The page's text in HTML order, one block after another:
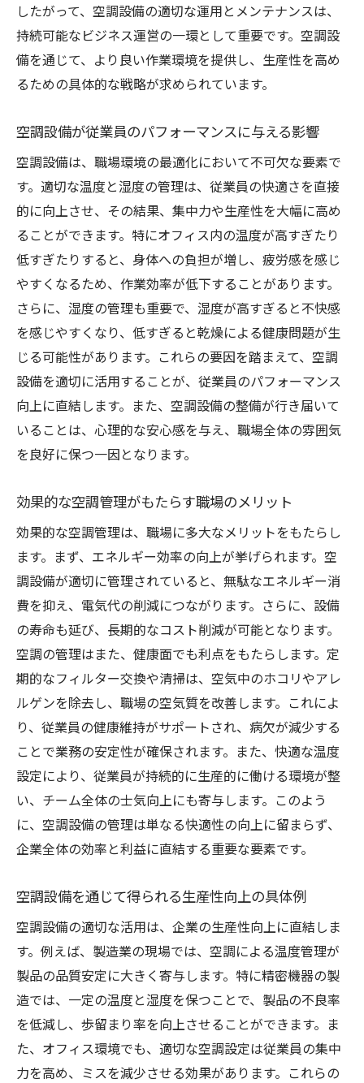
湿度管理を徹底して職場の快適さを確保する秘
訣
空調設備で実現する理想的な湿度環境
湿度管理の重要性とその影響
湿度が生産性に与える潜在的な影響
湿度の最適化がもたらす職場の健康効果
湿度管理における最新技術の活用法
スマートセンサーを活用した最新の空調管理技
術
IoTを活用した空調設備の進化
スマートセンサーによるリアルタイム環境
管理
最新技術で空調設備の効率を最大化する方
法
スマートシステム導入で生産性を向上させ
る
空調設備における革新的なセンサー技術
実用例に見るスマートセンサーの導入効果
エネルギー消費の最適化でコスト削減と環境保
護を両立する方法
コスト削減を実現する空調設備のエネルギ
ー管理
環境に優しい空調管理の実践方法
エネルギー効率の向上で持続可能な職場を
作る
空調設備によるエネルギー消費の削減事例
環境意識を高める空調設備の選び方
エネルギー最適化がもたらすビジネスへの
メリット
具体的な事例から学ぶ空調設備の効果的な運用
方法
実際の運用から得られる空調設備の知見
業界別の空調設備活用法
空調設備導入による生産性向上の実例
運用改善で生産性を最大化する方法
実例から見る空調設備のベストプラクティ
ス
空調設備のメンテナンスが長期的な生産性向上
したがって、空調設備の適切な運用とメンテナンスは、
持続可能なビジネス運営の一環として重要です。空調設
備を通じて、より良い作業環境を提供し、生産性を高め
るための具体的な戦略が求められています。
空調設備が従業員のパフォーマンスに与える影響
空調設備は、職場環境の最適化において不可欠な要素で
す。適切な温度と湿度の管理は、従業員の快適さを直接
的に向上させ、その結果、集中力や生産性を大幅に高め
ることができます。特にオフィス内の温度が高すぎたり
低すぎたりすると、身体への負担が増し、疲労感を感じ
やすくなるため、作業効率が低下することがあります。
さらに、湿度の管理も重要で、湿度が高すぎると不快感
を感じやすくなり、低すぎると乾燥による健康問題が生
じる可能性があります。これらの要因を踏まえて、空調
設備を適切に活用することが、従業員のパフォーマンス
向上に直結します。また、空調設備の整備が行き届いて
いることは、心理的な安心感を与え、職場全体の雰囲気
を良好に保つ一因となります。
効果的な空調管理がもたらす職場のメリット
効果的な空調管理は、職場に多大なメリットをもたらし
ます。まず、エネルギー効率の向上が挙げられます。空
調設備が適切に管理されていると、無駄なエネルギー消
費を抑え、電気代の削減につながります。さらに、設備
の寿命も延び、長期的なコスト削減が可能となります。
空調の管理はまた、健康面でも利点をもたらします。定
期的なフィルター交換や清掃は、空気中のホコリやアレ
ルゲンを除去し、職場の空気質を改善します。これによ
り、従業員の健康維持がサポートされ、病欠が減少する
ことで業務の安定性が確保されます。また、快適な温度
設定により、従業員が持続的に生産的に働ける環境が整
い、チーム全体の士気向上にも寄与します。このよう
に、空調設備の管理は単なる快適性の向上に留まらず、
企業全体の効率と利益に直結する重要な要素です。
空調設備を通じて得られる生産性向上の具体例
空調設備の適切な活用は、企業の生産性向上に直結しま
す。例えば、製造業の現場では、空調による温度管理が
製品の品質安定に大きく寄与します。特に精密機器の製
造では、一定の温度と湿度を保つことで、製品の不良率
を低減し、歩留まり率を向上させることができます。ま
た、オフィス環境でも、適切な空調設定は従業員の集中
力を高め、ミスを減少させる効果があります。これらの